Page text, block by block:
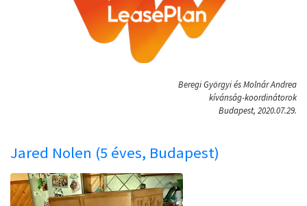
Beregi Györgyi és Molnár Andrea
kívánság-koordinátorok
Budapest, 2020.07.29.
Jared Nolen (5 éves, Budapest)